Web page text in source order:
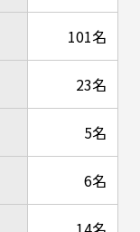
101名
23名
5名
6名